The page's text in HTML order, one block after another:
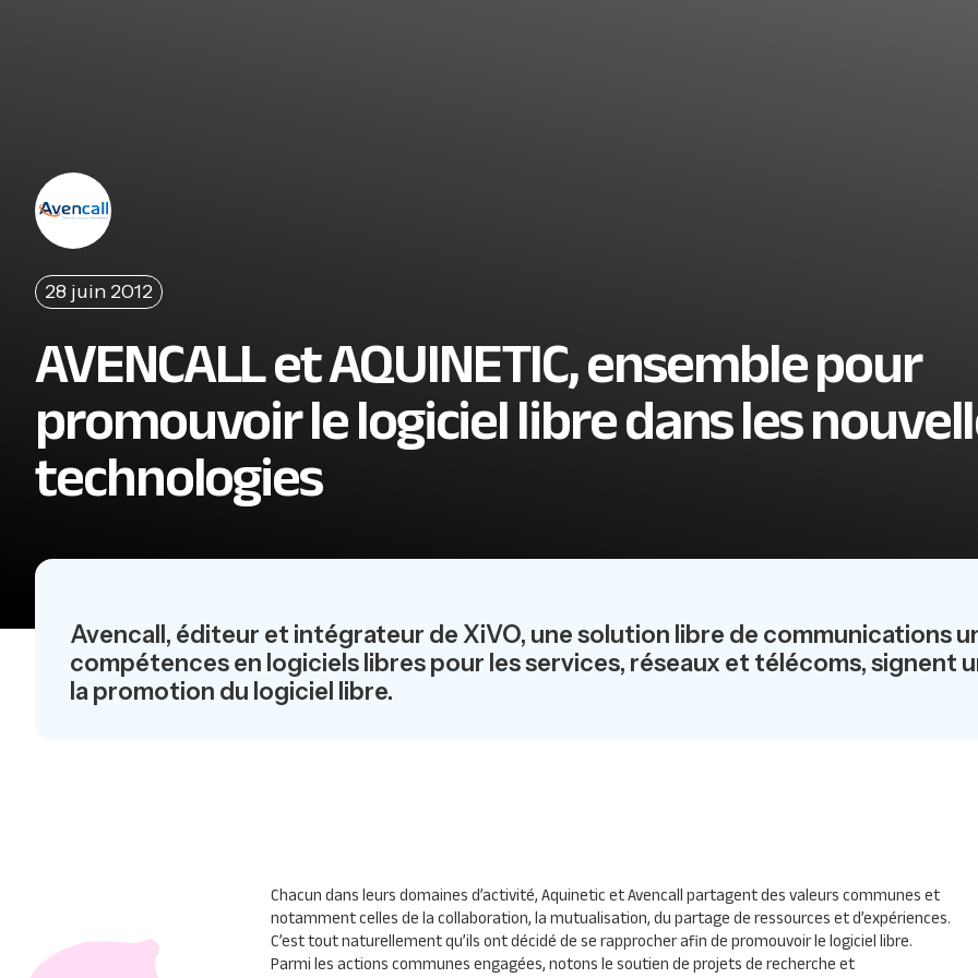
28 juin 2012
AVENCALL et AQUINETIC, ensemble pour
promouvoir le logiciel libre dans les
technologies
Avencall, éditeur et intégrateur de XiVO, une solution libre de communications
compétences en logiciels libres pour les services, réseaux et télécoms, signent
la promotion du logiciel libre.
Chacun dans leurs domaines d’activité, Aquinetic et Avencall partagent des valeurs communes et
notamment celles de la collaboration, la mutualisation, du partage de ressources et d’expériences.
C’est tout naturellement qu’ils ont décidé de se rapprocher afin de promouvoir le logiciel libre.
Parmi les actions communes engagées, notons le soutien de projets de recherche et